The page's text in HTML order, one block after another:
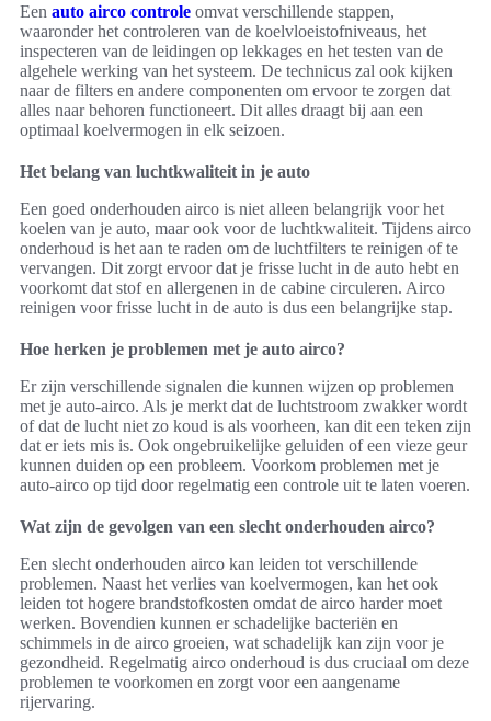
Een auto airco controle omvat verschillende stappen,
waaronder het controleren van de koelvloeistofniveaus, het
inspecteren van de leidingen op lekkages en het testen van de
algehele werking van het systeem. De technicus zal ook kijken
naar de filters en andere componenten om ervoor te zorgen dat
alles naar behoren functioneert. Dit alles draagt bij aan een
optimaal koelvermogen in elk seizoen.
Het belang van luchtkwaliteit in je auto
Een goed onderhouden airco is niet alleen belangrijk voor het
koelen van je auto, maar ook voor de luchtkwaliteit. Tijdens airco
onderhoud is het aan te raden om de luchtfilters te reinigen of te
vervangen. Dit zorgt ervoor dat je frisse lucht in de auto hebt en
voorkomt dat stof en allergenen in de cabine circuleren. Airco
reinigen voor frisse lucht in de auto is dus een belangrijke stap.
Hoe herken je problemen met je auto airco?
Er zijn verschillende signalen die kunnen wijzen op problemen
met je auto-airco. Als je merkt dat de luchtstroom zwakker wordt
of dat de lucht niet zo koud is als voorheen, kan dit een teken zijn
dat er iets mis is. Ook ongebruikelijke geluiden of een vieze geur
kunnen duiden op een probleem. Voorkom problemen met je
auto-airco op tijd door regelmatig een controle uit te laten voeren.
Wat zijn de gevolgen van een slecht onderhouden airco?
Een slecht onderhouden airco kan leiden tot verschillende
problemen. Naast het verlies van koelvermogen, kan het ook
leiden tot hogere brandstofkosten omdat de airco harder moet
werken. Bovendien kunnen er schadelijke bacteriën en
schimmels in de airco groeien, wat schadelijk kan zijn voor je
gezondheid. Regelmatig airco onderhoud is dus cruciaal om deze
problemen te voorkomen en zorgt voor een aangename
rijervaring.